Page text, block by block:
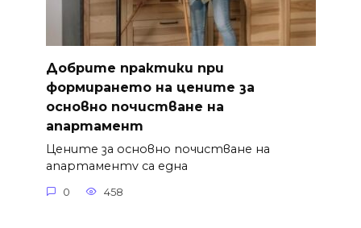
Добрите практики при
формирането на цените за
основно почистване на
апартамент
Цените за основно почистване на
апартаментv са една
0 458